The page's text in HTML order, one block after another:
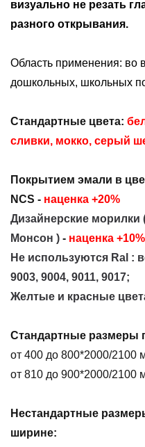
визуально не резать
разного открывания.
Область применения:
дошкольных, школьных
Стандартные цвета:
сливки, мокко, серый
Покрытием эмали в
NCS - наценка +20%
Дизайнерские морилки
Монсон ) - наценка +10%
Не используются Ral :
9003, 9004, 9011, 9017;
Желтые и красные
Стандартные размеры
от 400 до 800*2000/2100
от 810 до 900*2000/2100
Нестандартные
ширине: